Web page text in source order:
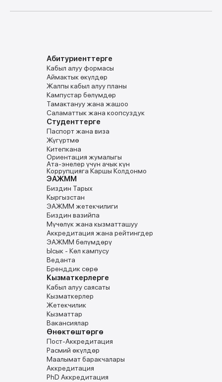
Абитуриенттерге
Кабыл алуу формасы
Аймактык ѳкүлдѳр
Жалпы кабыл алуу планы
Кампустар бѳлүмдѳр
Тамактануу жана жашоо
Саламаттык жана коопсуздук
Студенттерге
Паспорт жана виза
Жүгүртмө
Китепкана
Ориентация жумалыгы
Ата-энелер үчүн ачык күн
Коррупцияга Каршы Колдонмо
ЭАЖММ
Биздин Тарых
Кыргызстан
ЭАЖММ жетекчилиги
Биздин вазийпа
Мүчѳлүк жана кызматташуу
Аккредитация жана рейтингдер
ЭАЖММ бѳлүмдѳрү
Ысык - Кѳл кампусу
Веданта
Бренддик сөрө
Кызматкерлерге
Кабыл алуу саясаты
Кызматкерлер
Жетекчилик
Кызматтар
Вакансиялар
Ѳнѳктѳштѳргѳ
Пост-Аккредитация
Расмий ѳкүлдѳр
Маалымат баракчалары
Аккредитация
PhD Аккредитация